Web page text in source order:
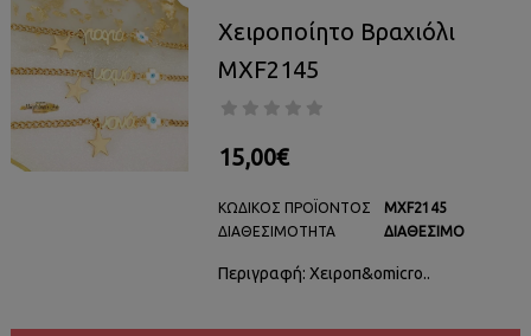
Χειροποίητο Βραχιόλι
MXF2145
15,00€
ΚΩΔΙΚΌΣ ΠΡΟΪΌΝΤΟΣ
ΔΙΑΘΕΣΙΜΌΤΗΤΑ
MXF2145
ΔΙΑΘΈΣΙΜΟ
Περιγραφή: Χειροπ&omicro..